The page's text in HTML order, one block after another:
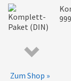
Zum Shop »